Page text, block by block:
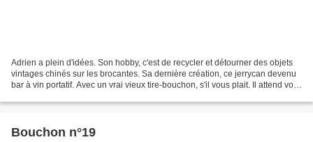
Adrien a plein d'idées. Son hobby, c'est de recycler et détourner des objets
vintages chinés sur les brocantes. Sa dernière création, ce jerrycan devenu
bar à vin portatif. Avec un vrai vieux tire-bouchon, s'il vous plait. Il attend vos
Bouchon n°19